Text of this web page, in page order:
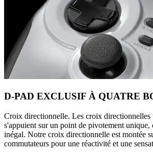
D-PAD EXCLUSIF À QUATRE
Croix directionnelle. Les croix directionnelles
s'appuient sur un point de pivotement
inégal. Notre croix directionnelle est montée
commutateurs pour une réactivité et une